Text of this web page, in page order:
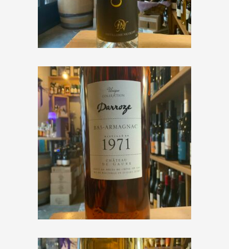
Coing Sauvage »
€42,50
Darroze « Bas-Armagnac » 1971
€184,00